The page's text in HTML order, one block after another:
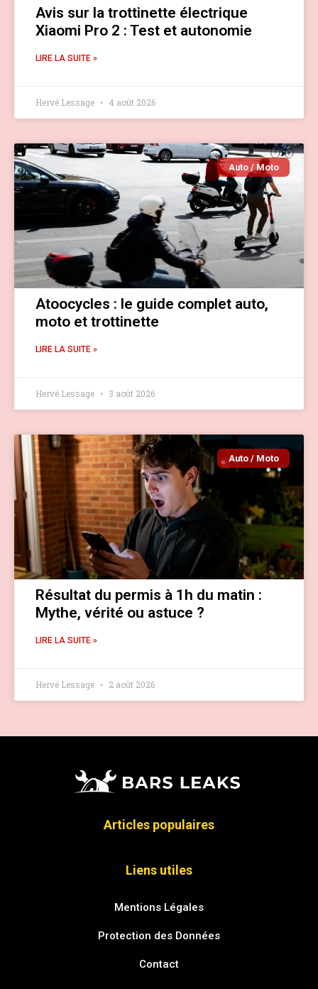
Avis sur la trottinette électrique
Xiaomi Pro 2 : Test et autonomie
LIRE LA SUITE »
Hervé Lessage 4 août 2026
Auto / Moto
Atoocycles : le guide complet auto,
moto et trottinette
LIRE LA SUITE »
Hervé Lessage 3 août 2026
Auto / Moto
Résultat du permis à 1h du matin :
Mythe, vérité ou astuce ?
LIRE LA SUITE »
Hervé Lessage 2 août 2026
Articles populaires
Liens utiles
Mentions Légales
Protection des Données
Contact